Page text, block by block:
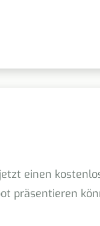
einen
präsentieren